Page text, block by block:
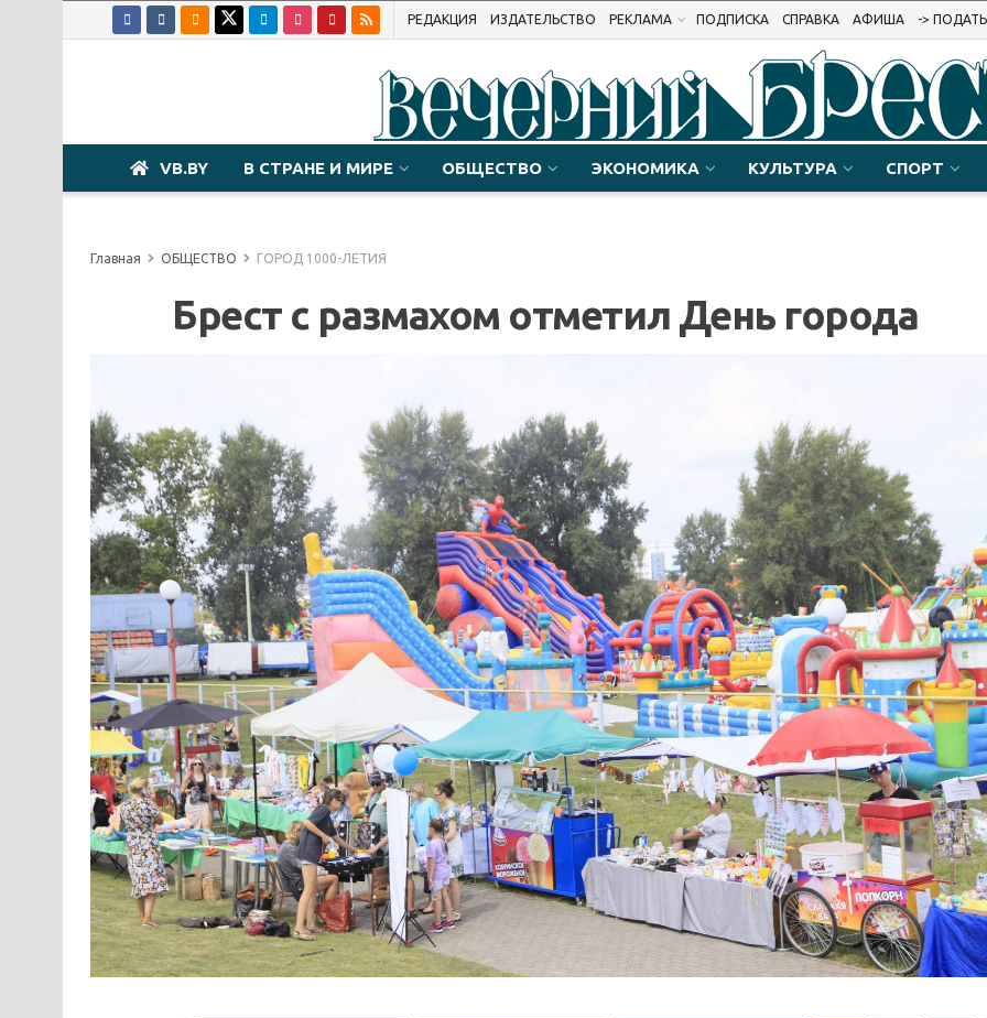
РЕДАКЦИЯ ИЗДАТЕЛЬСТВО РЕКЛАМА ПОДПИСКА СПРАВКА АФИША ->
VB.BY В СТРАНЕ И МИРЕ ОБЩЕСТВО ЭКОНОМИКА КУЛЬТУРА СПОРТ
Главная ОБЩЕСТВО ГОРОД 1000-ЛЕТИЯ
Брест с размахом отметил День города